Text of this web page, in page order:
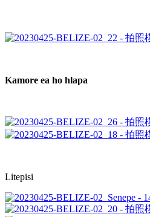
Kamore ea ho hlapa
Litepisi